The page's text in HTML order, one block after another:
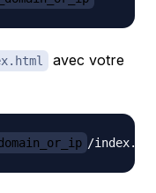
avec votre